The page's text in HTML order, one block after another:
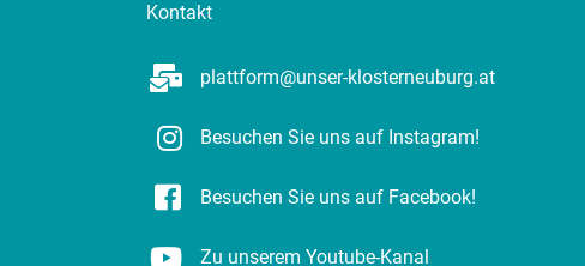
Kontakt
plattform@unser-klosterneuburg.at
Besuchen Sie uns auf Instagram!
Besuchen Sie uns auf Facebook!
Zu unserem Youtube-Kanal